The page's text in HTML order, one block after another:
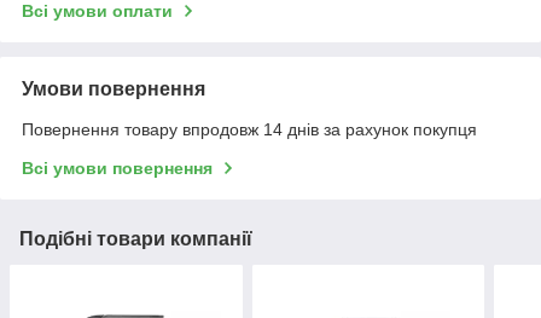
Всі умови оплати
Умови повернення
Повернення товару впродовж 14 днів за рахунок покупця
Всі умови повернення
Подібні товари компанії